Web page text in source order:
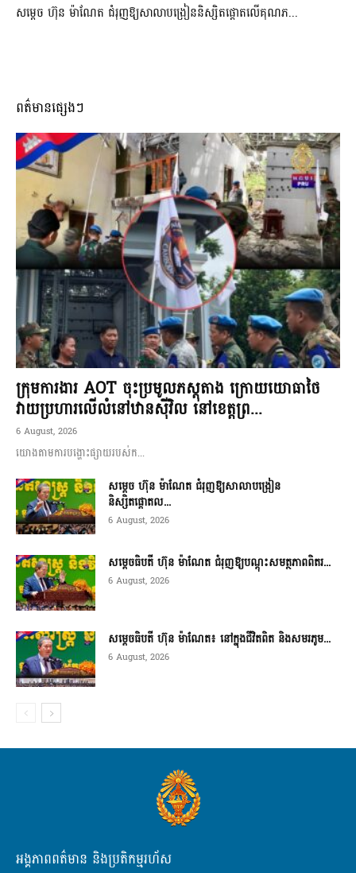
សម្តេច ហ៊ុន ម៉ាណែត ជំរុញឱ្យសាលាបង្រៀននិស្សិតផ្តោតលើគុណភ...
ពត៌មានផ្សេងៗ
ក្រុមការងារ AOT ចុះប្រមូលភស្តុតាង ក្រោយយោធាថៃ
វាយប្រហារលើលំនៅឋានស៊ីវិល នៅខេត្តព្រ...
6 August, 2026
យោងតាមការបង្ហោះផ្សាយរបស់ក...
សម្តេច ហ៊ុន ម៉ាណែត ជំរុញឱ្យសាលាបង្រៀន
និស្សិតផ្តោតល...
6 August, 2026
សម្តេចធិបតី ហ៊ុន ម៉ាណែត ជំរុញឱ្យបណ្តុះសមត្ថភាពពិតរ...
6 August, 2026
សម្តេចធិបតី ហ៊ុន ម៉ាណែត៖ នៅក្នុងជីវិតពិត និងសមរភូម...
6 August, 2026
អង្គភាពពត៌មាន និងប្រតិកម្មរហ័ស